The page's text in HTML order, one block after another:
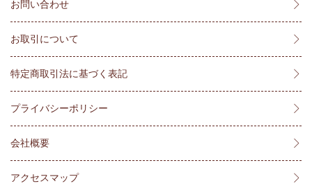
お問い合わせ
お取引について
特定商取引法に基づく表記
プライバシーポリシー
会社概要
アクセスマップ